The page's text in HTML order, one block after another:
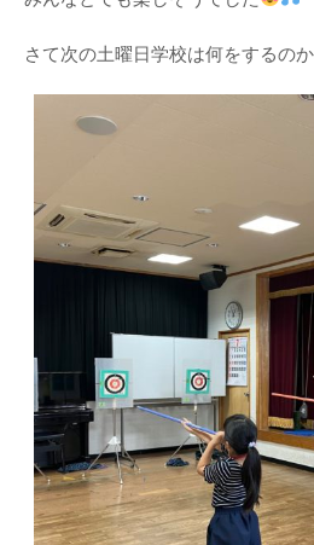
さて次の土曜日学校は何をするの